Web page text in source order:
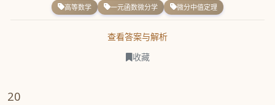
高等数学 一元函数微分学 微分中值定理
查看答案与解析
收藏
20